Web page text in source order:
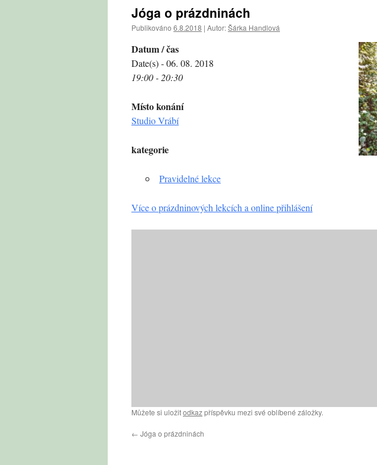
Jóga o prázdninách
Publikováno 6.8.2018 | Autor:Šárka Handlová
Datum / čas
Date(s) - 06. 08. 2018
19:00 - 20:30
Místo konání
Studio Vrábí
kategorie
Pravidelné lekce
Více o prázdninových lekcích a online přihlášení
Můžete si uložitodkazpříspěvku mezi své oblíbené záložky.
← Jóga o prázdninách